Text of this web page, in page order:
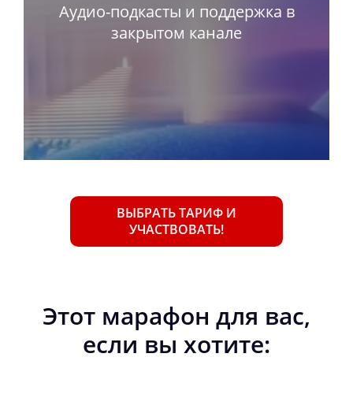
Аудио-подкасты и поддержка в
закрытом канале
ВЫБРАТЬ ТАРИФ И
УЧАСТВОВАТЬ!
Этот марафон для вас,
если вы хотите: